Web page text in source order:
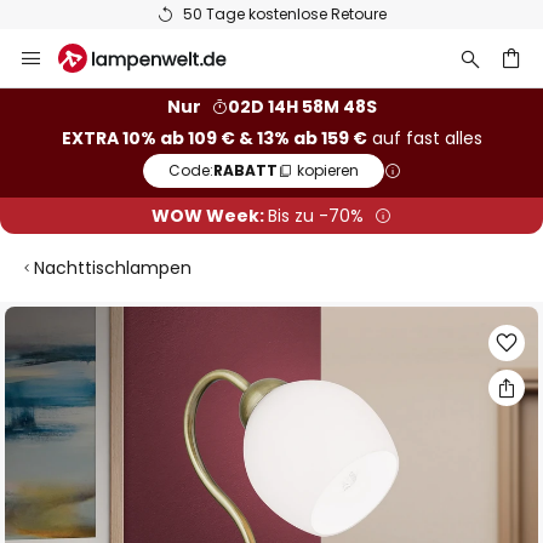
50 Tage kostenlose Retoure
Inhalt
Nur
02D 14H 58M 48S
EXTRA 10% ab 109 € & 13% ab 159 €auf fast alles
Code:RABATT kopieren
WOW Week:Bis zu -70%
Nachttischlampen
Zum
Ende
der
Bildgalerie
springen